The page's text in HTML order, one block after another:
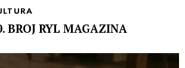
BROJ RYL MAGAZINA